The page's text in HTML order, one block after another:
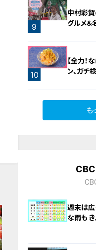
7
9
中村彩
グルメ＆
10
【全力
ン、ガチ
も
週末は広
な雨も
雨予想